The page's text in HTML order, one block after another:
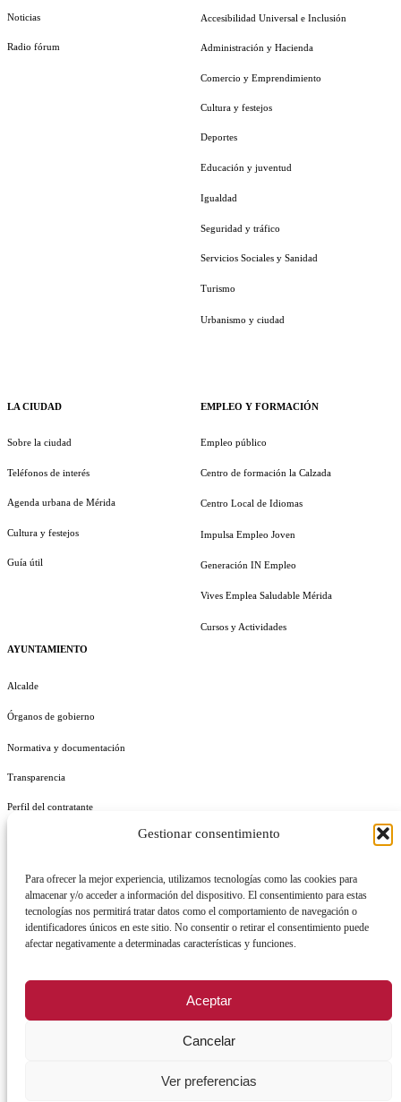
Gestionar consentimiento
Para ofrecer la mejor experiencia, utilizamos tecnologías como las cookies para
almacenar y/o acceder a información del dispositivo. El consentimiento para estas
tecnologías nos permitirá tratar datos como el comportamiento de navegación o
identificadores únicos en este sitio. No consentir o retirar el consentimiento puede
afectar negativamente a determinadas características y funciones.
Aceptar
Cancelar
Ver preferencias
Noticias
Radio fórum
LA CIUDAD
Sobre la ciudad
Teléfonos de interés
Agenda urbana de Mérida
Cultura y festejos
Guía útil
AYUNTAMIENTO
Alcalde
Órganos de gobierno
Normativa y documentación
Transparencia
Perfil del contratante
Accesibilidad Universal e Inclusión
Administración y Hacienda
Comercio y Emprendimiento
Cultura y festejos
Deportes
Educación y juventud
Igualdad
Seguridad y tráfico
Servicios Sociales y Sanidad
Turismo
Urbanismo y ciudad
EMPLEO Y FORMACIÓN
Empleo público
Centro de formación la Calzada
Centro Local de Idiomas
Impulsa Empleo Joven
Generación IN Empleo
Vives Emplea Saludable Mérida
Cursos y Actividades
REGISTRO DE ACTIVIDADES DE TRATAMIENTO